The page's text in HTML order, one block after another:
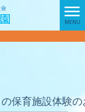
MENU
の保育施設体験